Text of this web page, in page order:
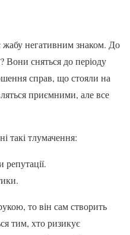
жабу негативним знаком. До
Вони сняться до періоду
справ, що стояли на
приємними, але все
такі тлумачення:
то він сам створить
тим, хто ризикує